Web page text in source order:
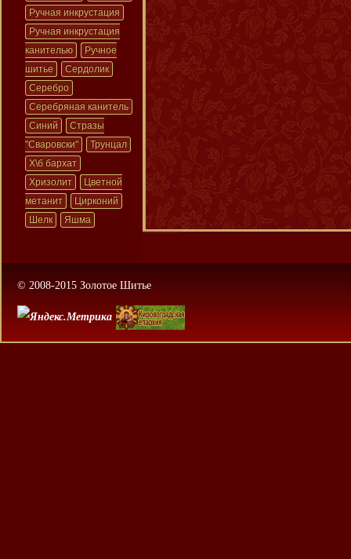
Ручная инкрустация
Ручная инкрустация
канителью
Ручное
шитье
Сердолик
Серебро
Серебряная канитель
Синий
Стразы
"Сваровски"
Трунцал
Х\б бархат
Хризолит
Цветной
метанит
Цирконий
Шелк
Яшма
© 2008-2015 Золотое Шитье